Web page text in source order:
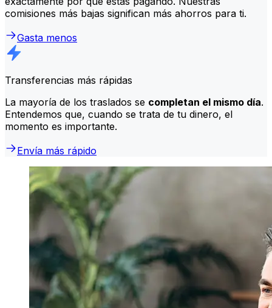
comisiones más bajas significan más ahorros para ti.
Gasta menos
Transferencias más rápidas
La mayoría de los traslados se completan el mismo día.
Entendemos que, cuando se trata de tu dinero, el
momento es importante.
Envía más rápido